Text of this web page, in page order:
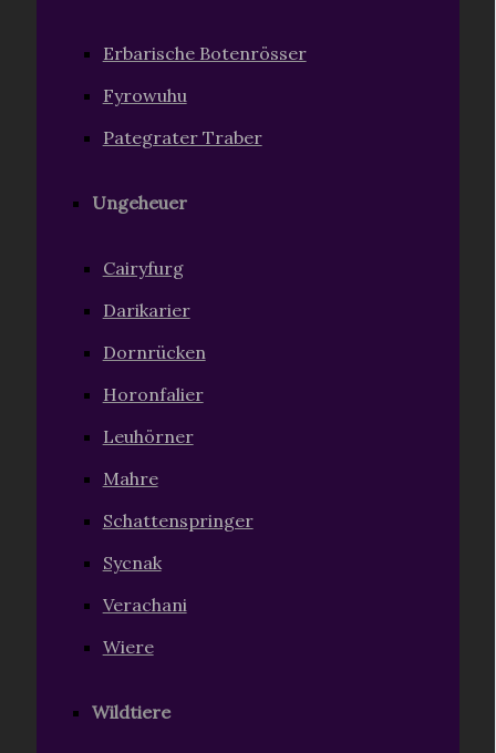
Erbarische Botenrösser
Fyrowuhu
Pategrater Traber
Ungeheuer
Cairyfurg
Darikarier
Dornrücken
Horonfalier
Leuhörner
Mahre
Schattenspringer
Sycnak
Verachani
Wiere
Wildtiere